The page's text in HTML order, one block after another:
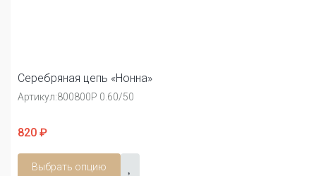
Серебряная цепь «Нонна»
Артикул:800800Р 0.60/50
820 ₽
Выбрать опцию